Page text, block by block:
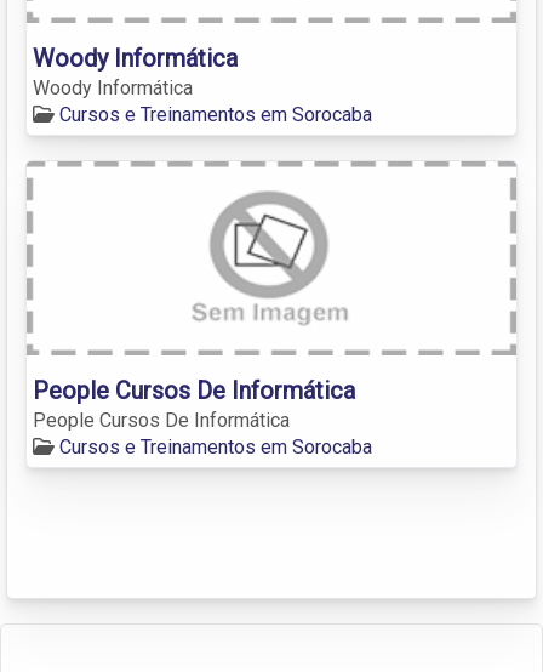
Woody Informática
Woody Informática
Cursos e Treinamentos em Sorocaba
People Cursos De Informática
People Cursos De Informática
Cursos e Treinamentos em Sorocaba